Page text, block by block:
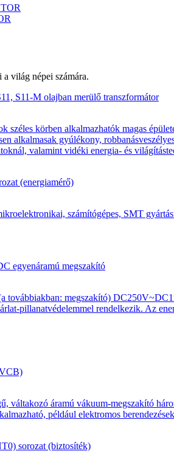
világ népei számára.
széles körben alkalmazhatók magas
alkalmasak gyúlékony,
valamint vidéki energia- és
számítógépes, SMT
megszakító)
pillanatvédelemmel rendelkezik. Az
váltakozó áramú vákuum-megszakító
például elektromos